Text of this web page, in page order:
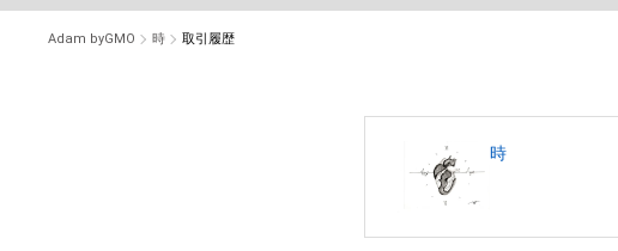
Adam byGMO 時 取引履歴
時